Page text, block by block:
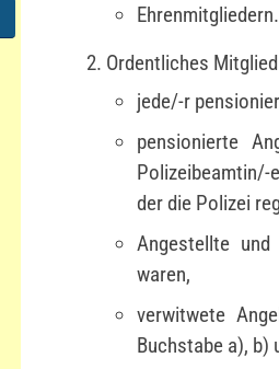
Ehrenmitgliedern.
Ordentliches
jede/-r
pensionierte
der die Polizei
Angestellte
waren,
verwitwete
Buchstabe a), b)